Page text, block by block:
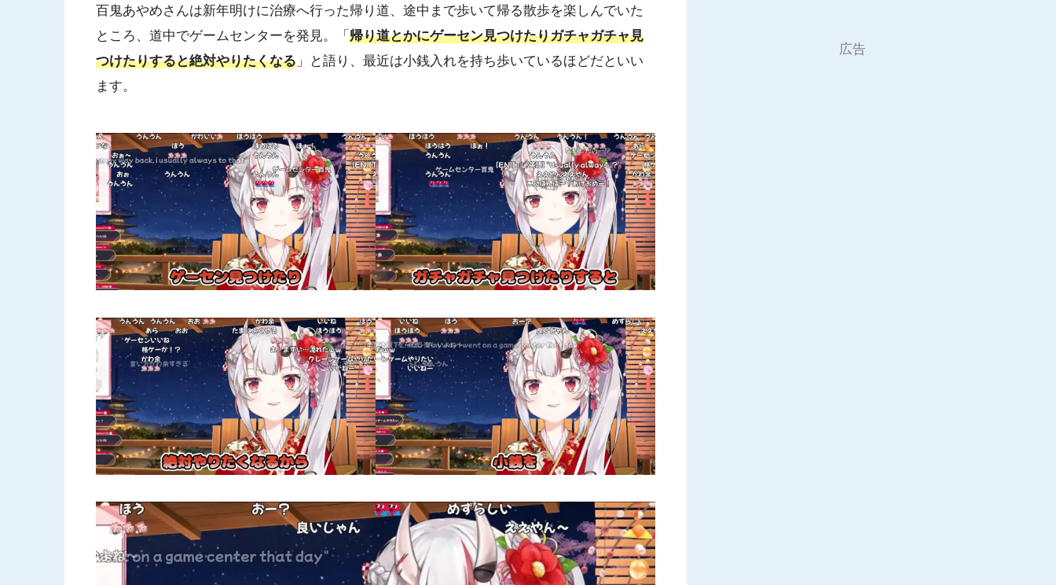
百鬼あやめさんは新年明けに治療へ行った帰り道、途中まで歩いて帰る散歩を楽しんでいた
ところ、道中でゲームセンターを発見。「 帰り道とかにゲーセン見つけたりガチャガチャ見
つけたりすると絶対やりたくなる 」と語り、最近は小銭入れを持ち歩いているほどだといい
ます。
広告